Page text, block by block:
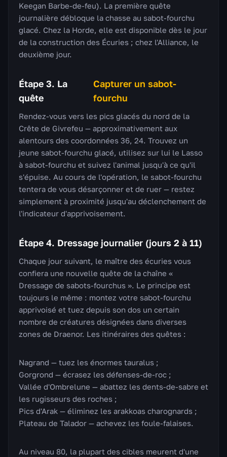
Keegan Barbe-de-feu). La première quête
journalière débloque la chasse au sabot-fourchu
glacé. Chez la Horde, elle est disponible dès le jour
de la construction des Écuries ; chez l'Alliance, le
deuxième jour.
Étape 3. La
quête
Capturer un sabot-
fourchu
Rendez-vous vers les pics glacés du nord de la
Crête de Givrefeu — approximativement aux
alentours des coordonnées 36, 24. Trouvez un
jeune sabot-fourchu glacé, utilisez sur lui le Lasso
à sabot-fourchu et suivez l'animal jusqu'à ce qu'il
s'épuise. Au cours de l'opération, le sabot-fourchu
tentera de vous désarçonner et de ruer — restez
simplement à proximité jusqu'au déclenchement de
l'indicateur d'apprivoisement.
Étape 4. Dressage journalier (jours 2 à 11)
Chaque jour suivant, le maître des écuries vous
confiera une nouvelle quête de la chaîne «
Dressage de sabots-fourchus ». Le principe est
toujours le même : montez votre sabot-fourchu
apprivoisé et tuez depuis son dos un certain
nombre de créatures désignées dans diverses
zones de Draenor. Les itinéraires des quêtes :
Nagrand — tuez les énormes tauralus ;
Gorgrond — écrasez les défenses-de-roc ;
Vallée d'Ombrelune — abattez les dents-de-sabre et
les rugisseurs des roches ;
Pics d'Arak — éliminez les arakkoas charognards ;
Plateau de Talador — achevez les foule-falaises.
Au niveau 80, la plupart des cibles meurent d'une